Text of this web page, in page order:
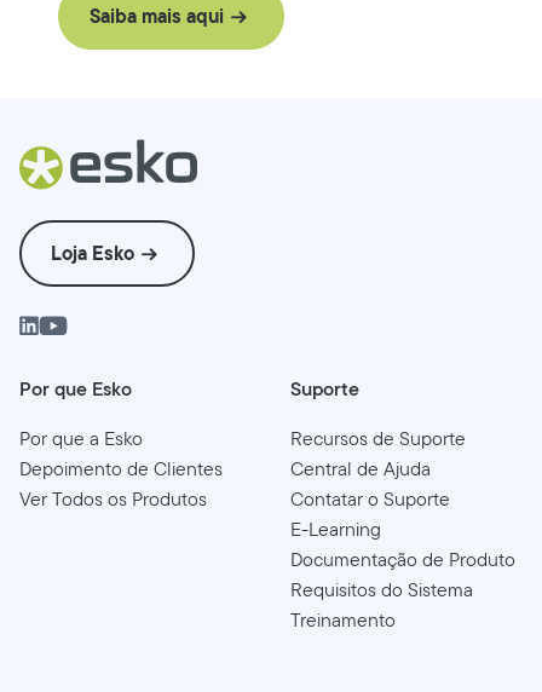
Saiba mais aqui
Loja Esko
Por que Esko
Por que a Esko
Depoimento de Clientes
Ver Todos os Produtos
Suporte
Recursos de Suporte
Central de Ajuda
Contatar o Suporte
E-Learning
Documentação de Produto
Requisitos do Sistema
Treinamento